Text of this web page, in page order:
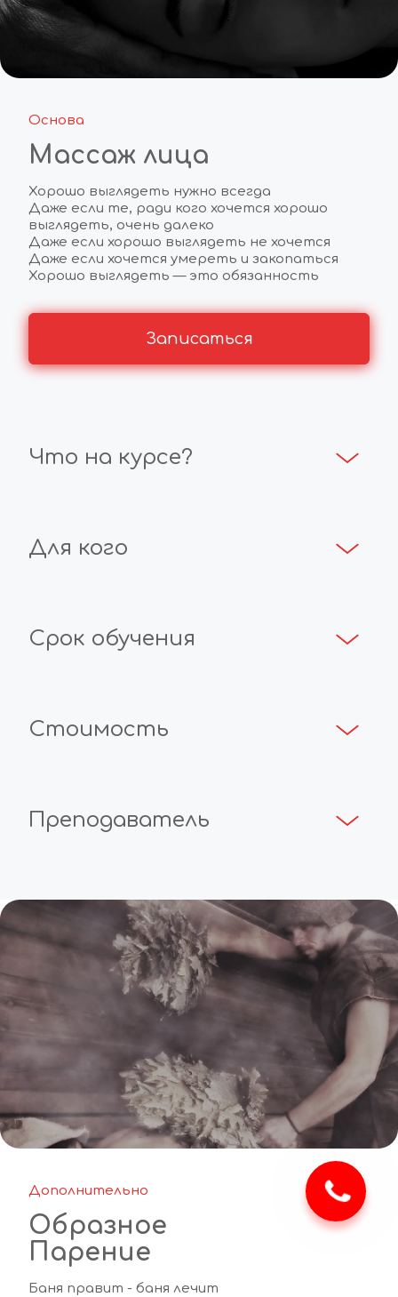
Основа
Массаж лица
Хорошо выглядеть нужно всегда
Даже если те, ради кого хочется хорошо
выглядеть, очень далеко
Даже если хорошо выглядеть не хочется
Даже если хочется умереть и закопаться
Хорошо выглядеть — это обязанность
Записаться
Что на курсе?
Для кого
Срок обучения
Стоимость
Преподаватель
Дополнительно
Образное
Парение
Баня правит - баня лечит